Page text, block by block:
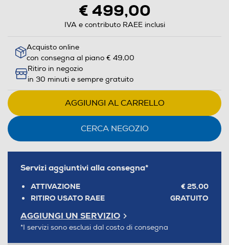
Calcolatore
energetico
di
Youreko.
€ 499,00
IVA e contributo RAEE inclusi
Acquisto online
con consegna al piano € 49,00
Ritiro in negozio
in 30 minuti e sempre gratuito
AGGIUNGI AL CARRELLO
CERCA NEGOZIO
Servizi aggiuntivi alla consegna*
ATTIVAZIONE
€ 25,00
RITIRO USATO RAEE
GRATUITO
AGGIUNGI UN SERVIZIO
*I servizi sono esclusi dal costo di consegna